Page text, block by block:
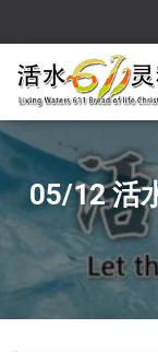
05/12 活